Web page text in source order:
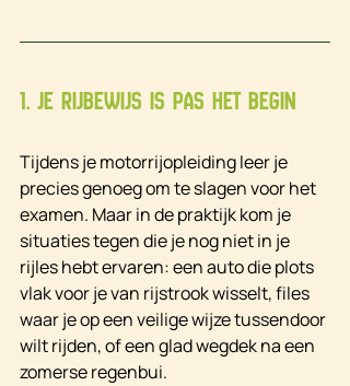
1. Je rijbewijs is pas het begin
Tijdens je motorrijopleiding leer je
precies genoeg om te slagen voor het
examen. Maar in de praktijk kom je
situaties tegen die je nog niet in je
rijles hebt ervaren: een auto die plots
vlak voor je van rijstrook wisselt, files
waar je op een veilige wijze tussendoor
wilt rijden, of een glad wegdek na een
zomerse regenbui.